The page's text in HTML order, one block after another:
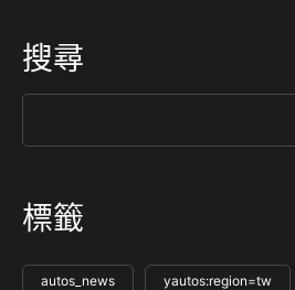
搜尋
標籤
autos_news yautos:region=tw